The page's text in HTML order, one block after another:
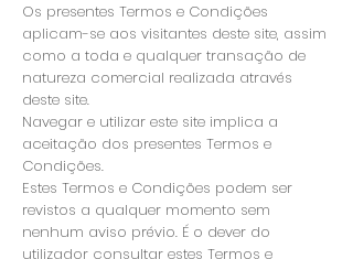
Os presentes Termos e Condições
aplicam-se aos visitantes deste site, assim
como a toda e qualquer transação de
natureza comercial realizada através
deste site.
Navegar e utilizar este site implica a
aceitação dos presentes Termos e
Condições.
Estes Termos e Condições podem ser
revistos a qualquer momento sem
nenhum aviso prévio. É o dever do
utilizador consultar estes Termos e